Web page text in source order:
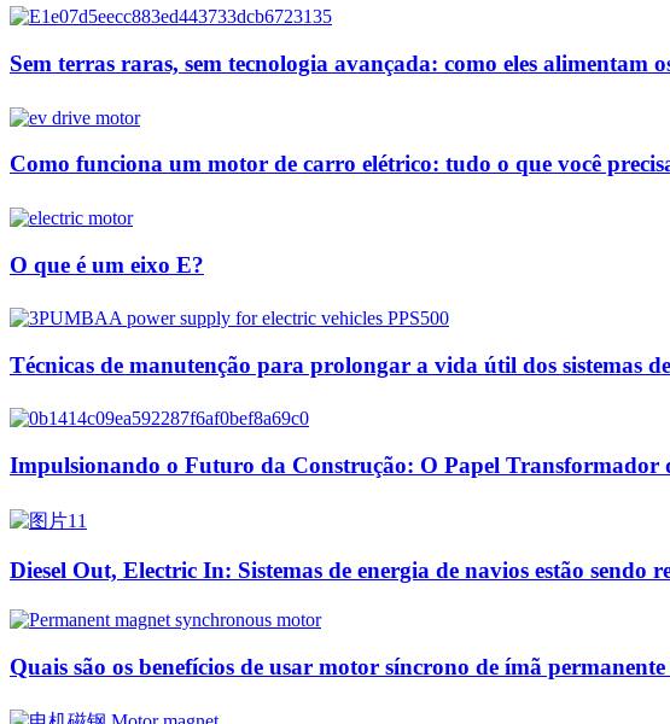
Sem terras raras, sem tecnologia avançada: como eles alimentam
Como funciona um motor de carro elétrico: tudo o que você
O que é um eixo E?
Técnicas de manutenção para prolongar a vida útil dos sistemas
Impulsionando o Futuro da Construção: O Papel Transformador
Diesel Out, Electric In: Sistemas de energia de navios estão sendo
Quais são os benefícios de usar motor síncrono de ímã